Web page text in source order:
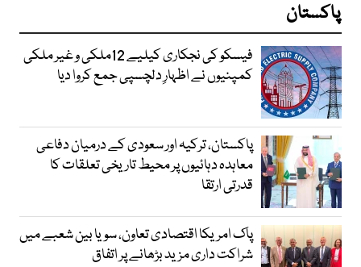
پاکستان
فیسکو کی نجکاری کیلیے 12ملکی و غیر ملکی
کمپنیوں نے اظہارِ دلچسپی جمع کروا دیا
پاکستان، ترکیہ اور سعودی کے درمیان دفاعی
معاہدہ دہائیوں پر محیط تاریخی تعلقات کا
قدرتی ارتقا
پاک امریکا اقتصادی تعاون، سویا بین شعبے میں
شراکت داری مزید بڑھانے پر اتفاق